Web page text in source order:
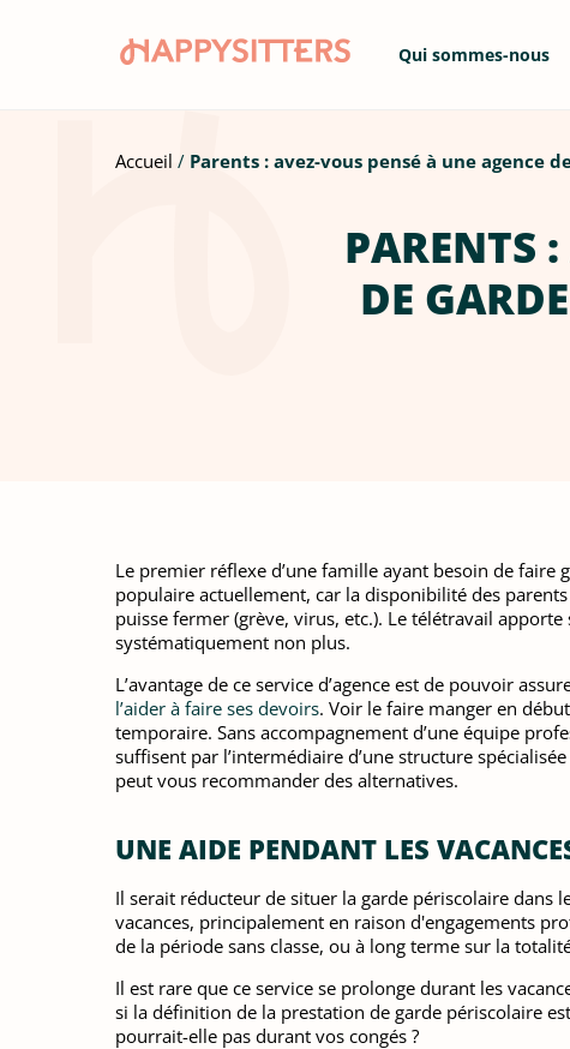
Qui sommes-nous
Accueil Parents : avez-vous pensé à une agence
PARENTS
DE
Le premier réflexe d’une famille ayant besoin de faire
populaire actuellement, car la disponibilité des parents
puisse fermer (grève, virus, etc.). Le télétravail
systématiquement non plus.
L’avantage de ce service d’agence est de pouvoir
l’aider à faire ses devoirs. Voir le faire manger en
temporaire. Sans accompagnement d’une équipe
suffisent par l’intermédiaire d’une structure
peut vous recommander des alternatives.
UNE AIDE PENDANT LES
Il serait réducteur de situer la garde périscolaire dans
vacances, principalement en raison d'engagements
de la période sans classe, ou à long terme sur la
Il est rare que ce service se prolonge durant les
si la définition de la prestation de garde périscolaire
pourrait-elle pas durant vos congés ?